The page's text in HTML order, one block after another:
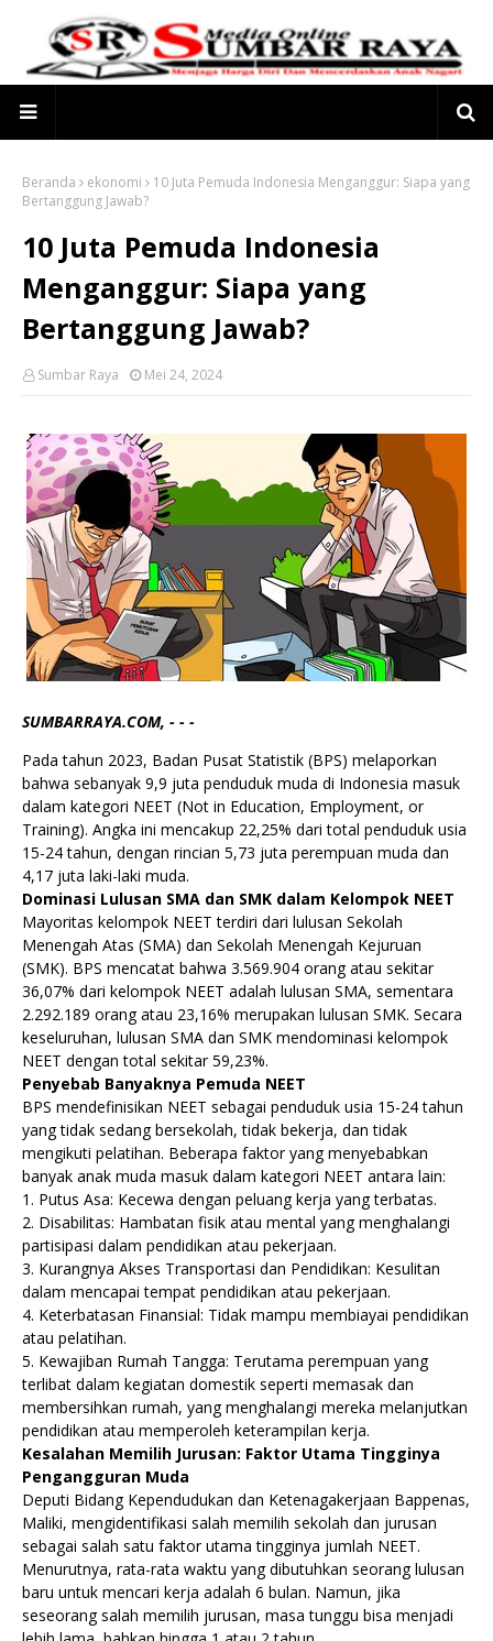
Beranda ekonomi
10 Juta Pemuda Indonesia Menganggur: Siapa yang
Bertanggung Jawab?
10 Juta Pemuda Indonesia
Menganggur: Siapa yang
Bertanggung Jawab?
Sumbar Raya Mei 24, 2024
SUMBARRAYA.COM, - - -
Pada tahun 2023, Badan Pusat Statistik (BPS) melaporkan
bahwa sebanyak 9,9 juta penduduk muda di Indonesia masuk
dalam kategori NEET (Not in Education, Employment, or
Training). Angka ini mencakup 22,25% dari total penduduk usia
15-24 tahun, dengan rincian 5,73 juta perempuan muda dan
4,17 juta laki-laki muda.
Dominasi Lulusan SMA dan SMK dalam Kelompok NEET
Mayoritas kelompok NEET terdiri dari lulusan Sekolah
Menengah Atas (SMA) dan Sekolah Menengah Kejuruan
(SMK). BPS mencatat bahwa 3.569.904 orang atau sekitar
36,07% dari kelompok NEET adalah lulusan SMA, sementara
2.292.189 orang atau 23,16% merupakan lulusan SMK. Secara
keseluruhan, lulusan SMA dan SMK mendominasi kelompok
NEET dengan total sekitar 59,23%.
Penyebab Banyaknya Pemuda NEET
BPS mendefinisikan NEET sebagai penduduk usia 15-24 tahun
yang tidak sedang bersekolah, tidak bekerja, dan tidak
mengikuti pelatihan. Beberapa faktor yang menyebabkan
banyak anak muda masuk dalam kategori NEET antara lain:
1. Putus Asa: Kecewa dengan peluang kerja yang terbatas.
2. Disabilitas: Hambatan fisik atau mental yang menghalangi
partisipasi dalam pendidikan atau pekerjaan.
3. Kurangnya Akses Transportasi dan Pendidikan: Kesulitan
dalam mencapai tempat pendidikan atau pekerjaan.
4. Keterbatasan Finansial: Tidak mampu membiayai pendidikan
atau pelatihan.
5. Kewajiban Rumah Tangga: Terutama perempuan yang
terlibat dalam kegiatan domestik seperti memasak dan
membersihkan rumah, yang menghalangi mereka melanjutkan
pendidikan atau memperoleh keterampilan kerja.
Kesalahan Memilih Jurusan: Faktor Utama Tingginya
Pengangguran Muda
Deputi Bidang Kependudukan dan Ketenagakerjaan Bappenas,
Maliki, mengidentifikasi salah memilih sekolah dan jurusan
sebagai salah satu faktor utama tingginya jumlah NEET.
Menurutnya, rata-rata waktu yang dibutuhkan seorang lulusan
baru untuk mencari kerja adalah 6 bulan. Namun, jika
seseorang salah memilih jurusan, masa tunggu bisa menjadi